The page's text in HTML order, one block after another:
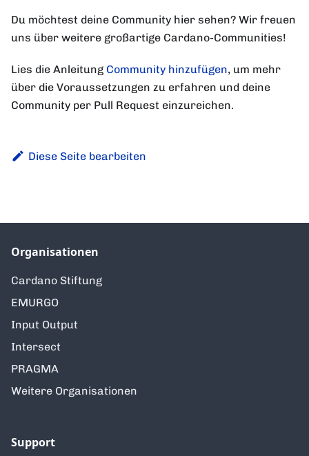
Du möchtest deine Community hier sehen? Wir freuen
uns über weitere großartige Cardano-Communities!
Lies die Anleitung Community hinzufügen, um mehr
über die Voraussetzungen zu erfahren und deine
Community per Pull Request einzureichen.
Diese Seite bearbeiten
Organisationen
Cardano Stiftung
EMURGO
Input Output
Intersect
PRAGMA
Weitere Organisationen
Support